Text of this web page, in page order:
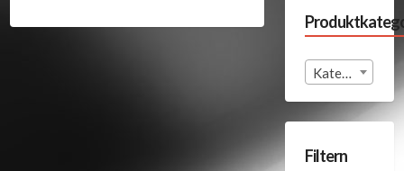
Kategorie auswählen
Filtern